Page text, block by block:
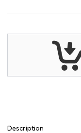
Description